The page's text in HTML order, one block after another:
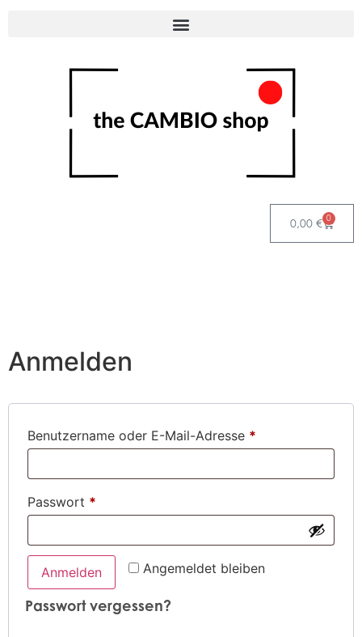
0,00 € 0
Anmelden
Benutzername oder E-Mail-Adresse *
Passwort *
Angemeldet bleiben
Anmelden
Passwort vergessen?